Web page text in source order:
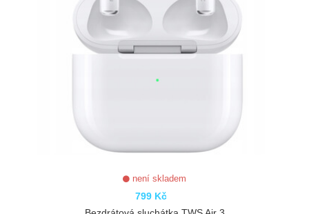
není skladem
799 Kč